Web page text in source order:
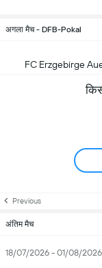
अगला मैच - DFB-Pokal
FC Erzgebirge
Previous
अंतिम मैच
18/07/2026 - 01/08/2026